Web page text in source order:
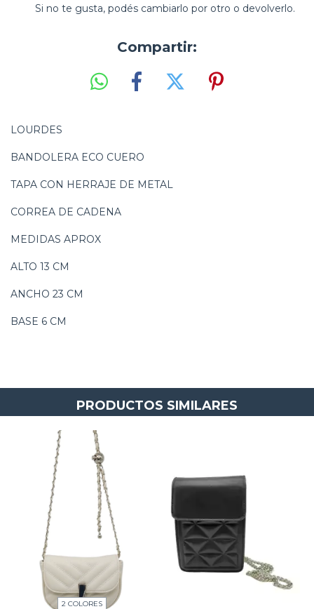
Si no te gusta, podés cambiarlo por otro o devolverlo.
Compartir:
LOURDES
BANDOLERA ECO CUERO
TAPA CON HERRAJE DE METAL
CORREA DE CADENA
MEDIDAS APROX
ALTO 13 CM
ANCHO 23 CM
BASE 6 CM
PRODUCTOS SIMILARES
2 COLORES